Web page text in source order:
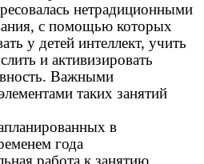
нетрадиционными
с помощью которых
у детей интеллект, учить
и активизировать
Важными
таких занятий
в
года